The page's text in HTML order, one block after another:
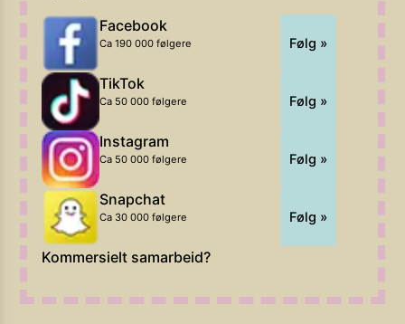
Facebook
Ca 190 000 følgere Følg »
TikTok
Ca 50 000 følgere Følg »
Instagram
Ca 50 000 følgere Følg »
Snapchat
Ca 30 000 følgere Følg »
Kommersielt samarbeid?